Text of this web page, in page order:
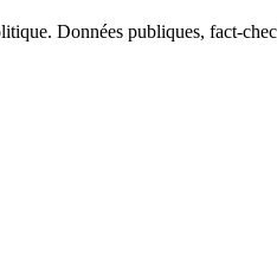
Données publiques, fact-